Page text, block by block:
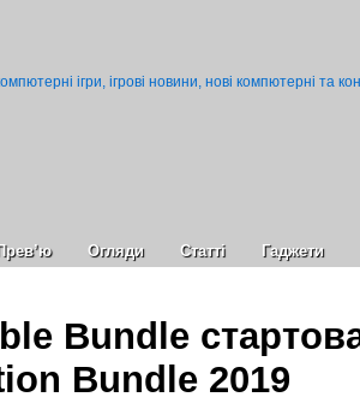
Огляди Статті Гаджети
Bundle
Bundle 2019